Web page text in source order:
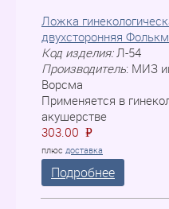
Ложка
двухсторонняя
Код изделия: Л-54
Производитель: МИЗ
Ворсма
Применяется в
акушерстве
303.00
=
P
плюс доставка
Подробнее